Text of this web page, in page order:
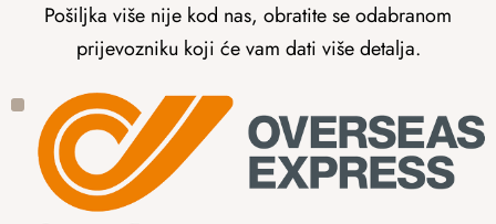
Pošiljka više nije kod nas, obratite se odabranom
prijevozniku koji će vam dati više detalja.